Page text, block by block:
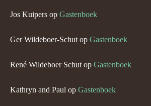
Jos Kuipers op Gastenboek
Ger Wildeboer-Schut op Gastenboek
René Wildeboer Schut op Gastenboek
Kathryn and Paul op Gastenboek